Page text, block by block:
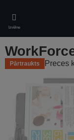
main
content
Izvēlne
Pārtraukts Preces